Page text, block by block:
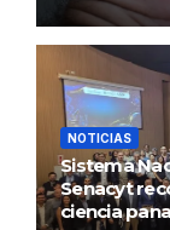
NOTICIAS
Sistema
Senacyt
ciencia